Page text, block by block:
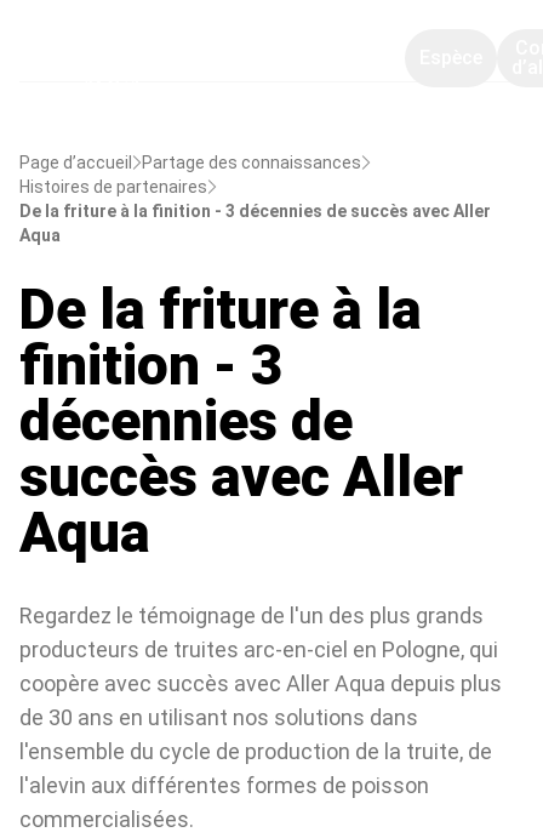
Page d’accueil
Partage des connaissances
Histoires de partenaires
De la friture à la finition - 3 décennies de succès avec Aller
Aqua
De la friture à la
finition - 3
décennies de
succès avec Aller
Aqua
Regardez le témoignage de l'un des plus grands
producteurs de truites arc-en-ciel en Pologne, qui
coopère avec succès avec Aller Aqua depuis plus
de 30 ans en utilisant nos solutions dans
l'ensemble du cycle de production de la truite, de
l'alevin aux différentes formes de poisson
commercialisées.